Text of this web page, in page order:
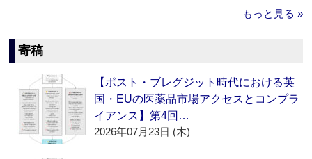
もっと見る »
寄稿
【ポスト・ブレグジット時代における英
国・EUの医薬品市場アクセスとコンプラ
イアンス】第4回…
2026年07月23日 (木)